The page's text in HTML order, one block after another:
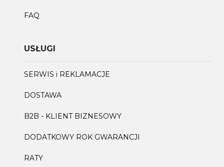
FAQ
USŁUGI
SERWIS i REKLAMACJE
DOSTAWA
B2B - KLIENT BIZNESOWY
DODATKOWY ROK GWARANCJI
RATY